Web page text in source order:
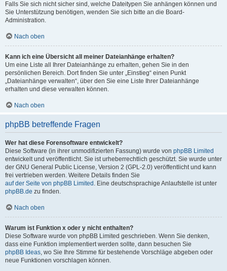
Falls Sie sich nicht sicher sind, welche Dateitypen Sie anhängen können und
Sie Unterstützung benötigen, wenden Sie sich bitte an die Board-
Administration.
Nach oben
Kann ich eine Übersicht all meiner Dateianhänge erhalten?
Um eine Liste all Ihrer Dateianhänge zu erhalten, gehen Sie in den
persönlichen Bereich. Dort finden Sie unter „Einstieg“ einen Punkt
„Dateianhänge verwalten“, über den Sie eine Liste Ihrer Dateianhänge
erhalten und diese verwalten können.
Nach oben
phpBB betreffende Fragen
Wer hat diese Forensoftware entwickelt?
Diese Software (in ihrer unmodifizierten Fassung) wurde von phpBB Limited
entwickelt und veröffentlicht. Sie ist urheberrechtlich geschützt. Sie wurde unter
der GNU General Public License, Version 2 (GPL-2.0) veröffentlicht und kann
frei vertrieben werden. Weitere Details finden Sie
auf der Seite von phpBB Limited . Eine deutschsprachige Anlaufstelle ist unter
phpBB.de zu finden.
Nach oben
Warum ist Funktion x oder y nicht enthalten?
Diese Software wurde von phpBB Limited geschrieben. Wenn Sie denken,
dass eine Funktion implementiert werden sollte, dann besuchen Sie
phpBB Ideas, wo Sie Ihre Stimme für bestehende Vorschläge abgeben oder
neue Funktionen vorschlagen können.